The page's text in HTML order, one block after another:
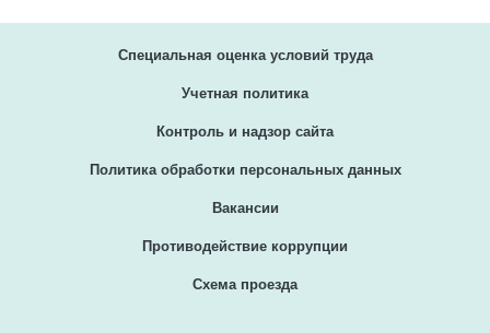
Специальная оценка условий труда
Учетная политика
Контроль и надзор сайта
Политика обработки персональных данных
Вакансии
Противодействие коррупции
Схема проезда